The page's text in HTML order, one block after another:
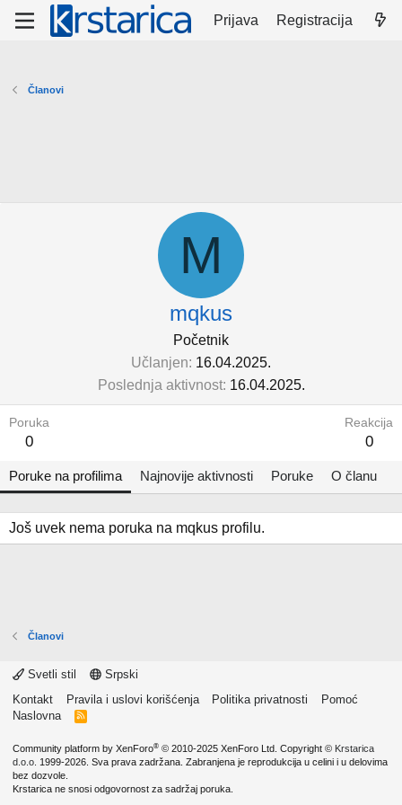
Prijava Registracija
Članovi
M
mqkus
Početnik
Učlanjen 16.04.2025.
Poslednja aktivnost 16.04.2025.
Poruka
0
Reakcija
0
Poruke na profilima Najnovije aktivnosti Poruke O članu
Još uvek nema poruka na mqkus profilu.
Članovi
Svetli stil
Srpski
Kontakt
Pravila i uslovi korišćenja Politika privatnosti
Pomoć
Naslovna
R
Community platform by XenForo® © 2010-2025 XenForo Ltd. Copyright © Krstarica
d.o.o. 1999-2026. Sva prava zadržana. Zabranjena je reprodukcija u celini i u delovima
bez dozvole.
Krstarica ne snosi odgovornost za sadržaj poruka.